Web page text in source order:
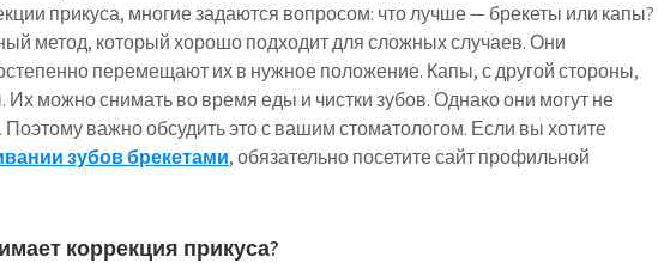
прикуса, многие задаются вопросом: что лучше — брекеты или капы?
метод, который хорошо подходит для сложных случаев. Они
перемещают их в нужное положение. Капы, с другой стороны,
Их можно снимать во время еды и чистки зубов. Однако они могут не
Поэтому важно обсудить это с вашим стоматологом. Если вы хотите
зубов брекетами, обязательно посетите сайт профильной
коррекция прикуса?